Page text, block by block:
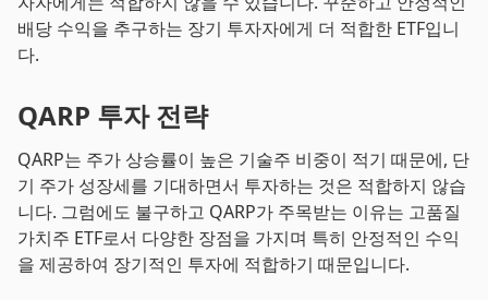
배당 수익을 추구하는 장기 투자자에게 더 적합한 ETF입니
다.
QARP 투자 전략
QARP는 주가 상승률이 높은 기술주 비중이 적기 때문에, 단
기 주가 성장세를 기대하면서 투자하는 것은 적합하지 않습
니다. 그럼에도 불구하고 QARP가 주목받는 이유는 고품질
가치주 ETF로서 다양한 장점을 가지며 특히 안정적인 수익
을 제공하여 장기적인 투자에 적합하기 때문입니다.